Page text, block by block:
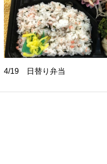
4/19 日替り弁当